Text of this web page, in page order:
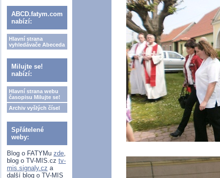
ABCD.fatym.com
nabízí:
Hlavní strana
vyhledávače Abeceda
Milujte se!
nabízí:
Hlavní strana webu
časopisu Milujte se!
Archiv vyšlých čísel
Spřátelené
weby:
Blog o FATYMu zde,
blog o TV-MIS.cz tv-
mis.signaly.cz a
další blog o TV-MIS